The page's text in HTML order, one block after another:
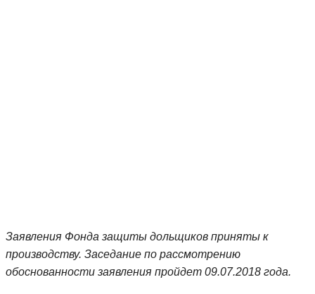
Заявления Фонда защиты дольщиков приняты к
производству. Заседание по рассмотрению
обоснованности заявления пройдет 09.07.2018 года.